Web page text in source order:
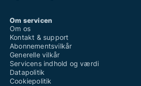
Om servicen
Om os
Kontakt & support
Abonnementsvilkår
Generelle vilkår
Servicens indhold og værdi
Datapolitik
Cookiepolitik